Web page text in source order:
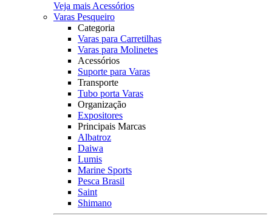
Veja mais Acessórios
Varas Pesqueiro
Categoria
Varas para Carretilhas
Varas para Molinetes
Acessórios
Suporte para Varas
Transporte
Tubo porta Varas
Organização
Expositores
Principais Marcas
Albatroz
Daiwa
Lumis
Marine Sports
Pesca Brasil
Saint
Shimano